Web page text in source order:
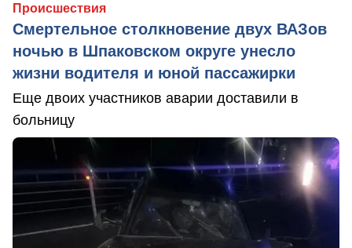
Происшествия
Смертельное столкновение двух ВАЗов
ночью в Шпаковском округе унесло
жизни водителя и юной пассажирки
Еще двоих участников аварии доставили в
больницу